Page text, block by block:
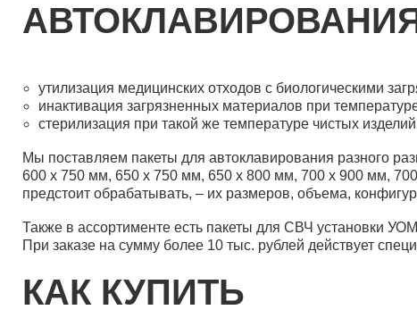
утилизация медицинских отходов с биологическими
инактивация загрязненных материалов при
стерилизация при такой же температуре чистых
Мы поставляем пакеты для автоклавирования разного
600 х 750 мм, 650 х 750 мм, 650 х 800 мм, 700 х 900 мм,
предстоит обрабатывать, – их размеров, объема,
Также в ассортименте есть пакеты для СВЧ установки
При заказе на сумму более 10 тыс. рублей действует
КАК КУПИТЬ